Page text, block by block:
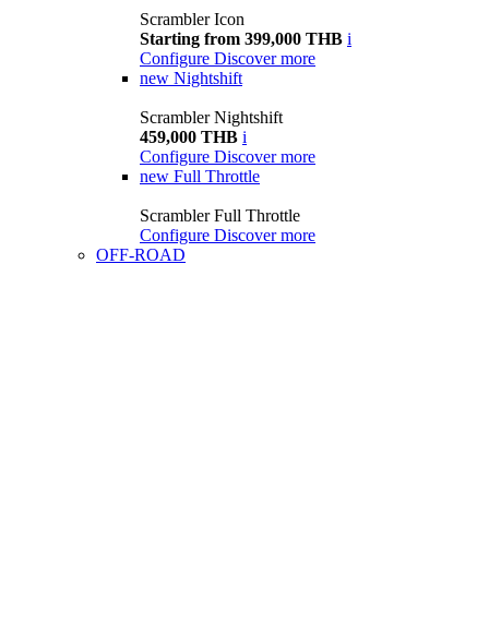
Scrambler Icon
Starting from 399,000 THB i
Configure Discover more
new Nightshift
Scrambler Nightshift
459,000 THB i
Configure Discover more
new Full Throttle
Scrambler Full Throttle
Configure Discover more
OFF-ROAD